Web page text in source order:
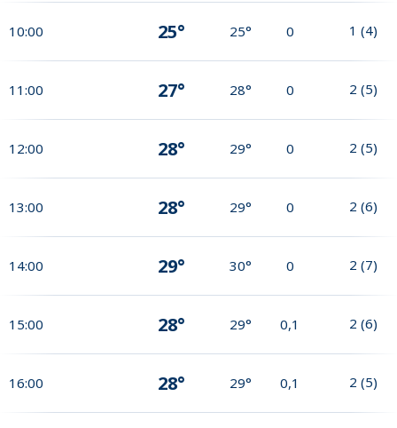
10:00 25° 25° 0 1 (4)
11:00 27° 28° 0 2 (5)
12:00 28° 29° 0 2 (5)
13:00 28° 29° 0 2 (6)
14:00 29° 30° 0 2 (7)
15:00 28° 29° 0,1 2 (6)
16:00 28° 29° 0,1 2 (5)